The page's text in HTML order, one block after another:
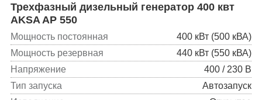
Трехфазный дизельный генератор 400 квт
AKSA AP 550
Мощность постоянная
400 кВт (500 кВА)
Мощность резервная
440 кВт (550 кВА)
Напряжение
400 / 230 В
Тип запуска
Автозапуск